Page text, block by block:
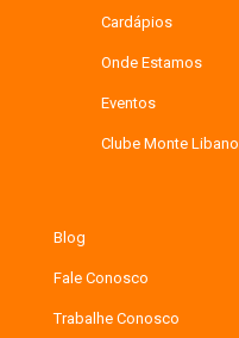
Cardápios
Onde Estamos
Eventos
Clube Monte Libano
Blog
Fale Conosco
Trabalhe Conosco